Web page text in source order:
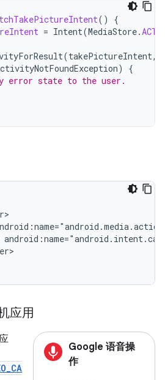
()
{
= Intent(MediaStore.
(takePictureIntent,
)
{
error state to the user.
应用
Google 语音操
作